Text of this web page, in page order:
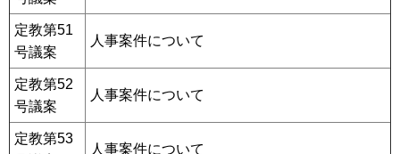
定教第51
号議案
人事案件について
定教第52
号議案
人事案件について
定教第53
人事案件について